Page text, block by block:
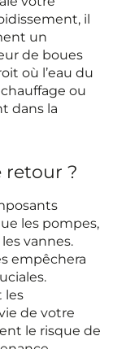
il
un
de boues
où l’eau du
ou
dans la
retour ?
les pompes,
vannes.
empêchera
les
de votre
le risque de